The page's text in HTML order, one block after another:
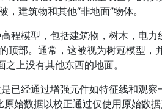
，建筑物和其他“非地面”物体。
程模型，包括建筑物，树木，电力
顶部。通常，这被视为树冠模型，
之上没有其他东西的地面。
已经通过增强元件如特征线和观察
原始数据以校正通过仅使用原始数